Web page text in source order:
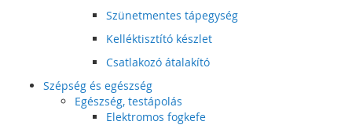
Szünetmentes tápegység
Kelléktisztító készlet
Csatlakozó átalakító
Szépség és egészség
Egészség, testápolás
Elektromos fogkefe